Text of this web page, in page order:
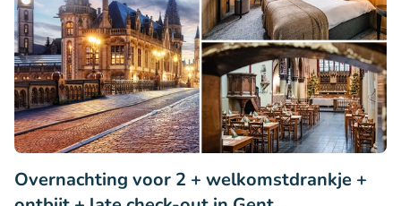
Overnachting voor 2 + welkomstdrankje +